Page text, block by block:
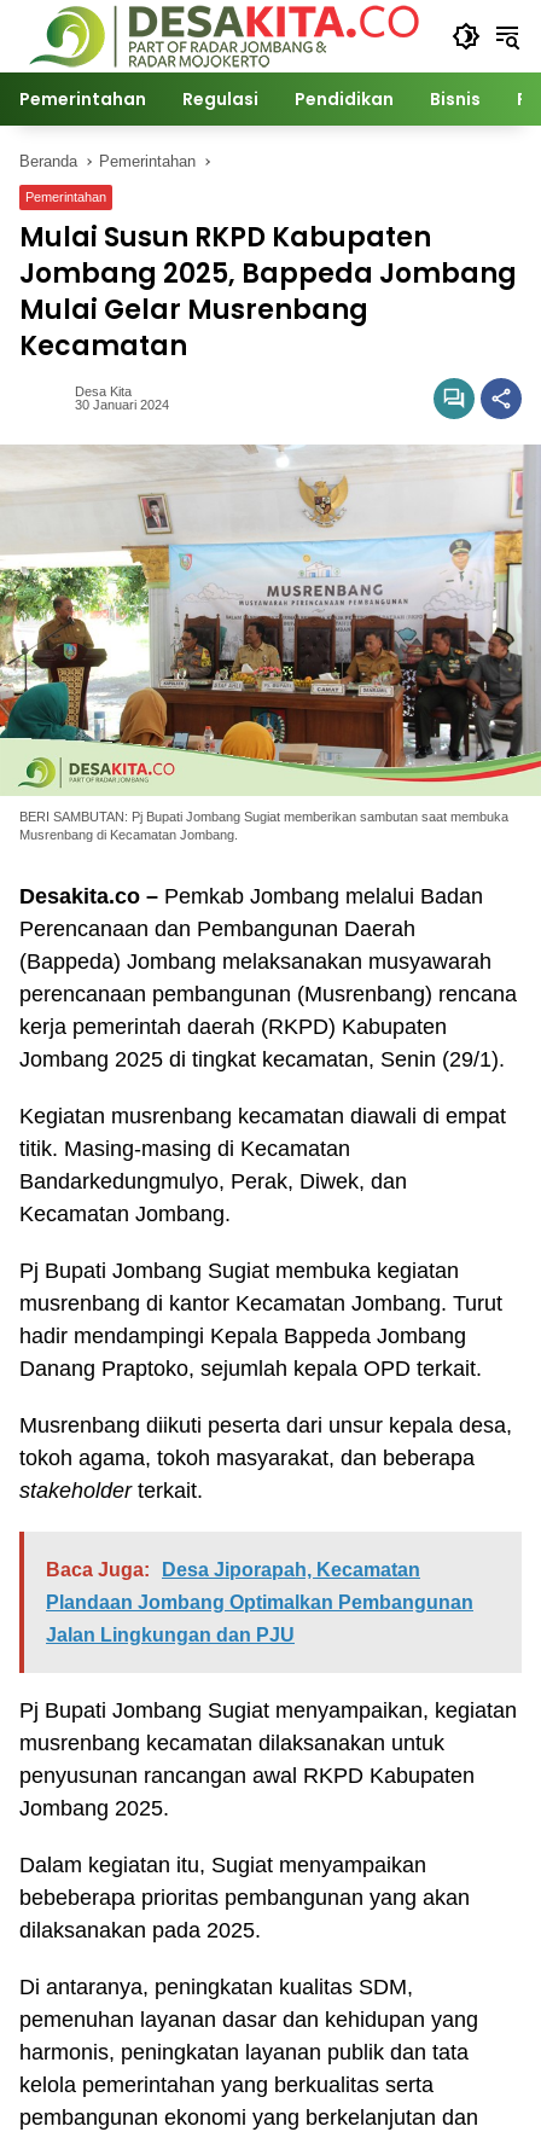
Langsung
konten
Pemerintahan Regulasi Pendidikan Bisnis
Beranda Pemerintahan
Pemerintahan
Mulai Susun RKPD Kabupaten
Jombang 2025, Bappeda Jombang
Mulai Gelar Musrenbang
Kecamatan
Desa Kita
30 Januari 2024
BERI SAMBUTAN: Pj Bupati Jombang Sugiat memberikan sambutan saat membuka
Musrenbang di Kecamatan Jombang.
Desakita.co – Pemkab Jombang melalui Badan
Perencanaan dan Pembangunan Daerah
(Bappeda) Jombang melaksanakan musyawarah
perencanaan pembangunan (Musrenbang) rencana
kerja pemerintah daerah (RKPD) Kabupaten
Jombang 2025 di tingkat kecamatan, Senin (29/1).
Kegiatan musrenbang kecamatan diawali di empat
titik. Masing-masing di Kecamatan
Bandarkedungmulyo, Perak, Diwek, dan
Kecamatan Jombang.
Pj Bupati Jombang Sugiat membuka kegiatan
musrenbang di kantor Kecamatan Jombang. Turut
hadir mendampingi Kepala Bappeda Jombang
Danang Praptoko, sejumlah kepala OPD terkait.
Musrenbang diikuti peserta dari unsur kepala desa,
tokoh agama, tokoh masyarakat, dan beberapa
stakeholderterkait.
Baca Juga:
Desa Jiporapah, Kecamatan
Plandaan Jombang Optimalkan Pembangunan
Jalan Lingkungan dan PJU
Pj Bupati Jombang Sugiat menyampaikan, kegiatan
musrenbang kecamatan dilaksanakan untuk
penyusunan rancangan awal RKPD Kabupaten
Jombang 2025.
Dalam kegiatan itu, Sugiat menyampaikan
bebeberapa prioritas pembangunan yang akan
dilaksanakan pada 2025.
Di antaranya, peningkatan kualitas SDM,
pemenuhan layanan dasar dan kehidupan yang
harmonis, peningkatan layanan publik dan tata
kelola pemerintahan yang berkualitas serta
pembangunan ekonomi yang berkelanjutan dan